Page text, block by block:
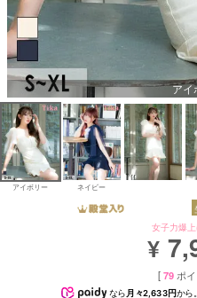
アイ
アイボリー ネイビー
女子力爆
¥
[ 79 ポ
なら月々2,633円から